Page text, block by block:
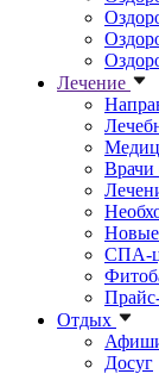
Лечение
Врачи
СПА-
Отдых
Досуг